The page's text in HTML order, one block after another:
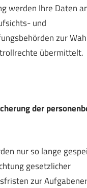
werden Ihre Daten
und
zur
übermittelt.
der
nur so lange
gesetzlicher
zur